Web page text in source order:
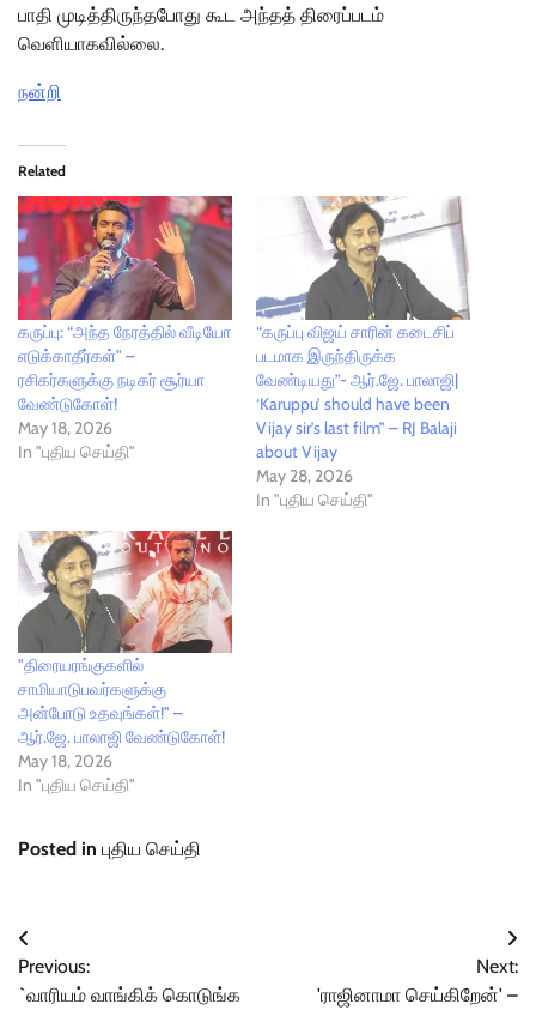
பாதி முடித்திருந்தபோது கூட அந்தத் திரைப்படம்
வெளியாகவில்லை.
நன்றி
Related
கருப்பு: “அந்த நேரத்தில் வீடியோ
எடுக்காதீர்கள்" –
ரசிகர்களுக்கு நடிகர் சூர்யா
வேண்டுகோள்!
May 18, 2026
In "புதிய செய்தி"
“கருப்பு விஜய் சாரின் கடைசிப்
படமாக இருந்திருக்க
வேண்டியது”- ஆர்.ஜே. பாலாஜி|
‘Karuppu’ should have been
Vijay sir’s last film” – RJ Balaji
about Vijay
May 28, 2026
In "புதிய செய்தி"
"திரையரங்குகளில்
சாமியாடுபவர்களுக்கு
அன்போடு உதவுங்கள்!" –
ஆர்.ஜே. பாலாஜி வேண்டுகோள்!
May 18, 2026
In "புதிய செய்தி"
Posted in புதிய செய்தி
Post
navigation
Previous:
`வாரியம் வாங்கிக் கொடுங்க
Next:
'ராஜினாமா செய்கிறேன்' –